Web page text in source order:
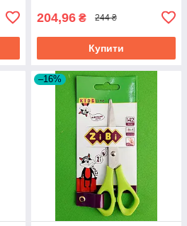
204,96 ₴ 244 ₴
Купити
–16%